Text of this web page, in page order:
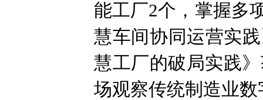
能工厂2个，掌握多
慧车间协同运营实
慧工厂的破局实践
场观察传统制造业